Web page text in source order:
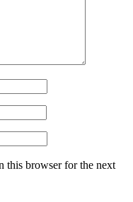
this browser for the next